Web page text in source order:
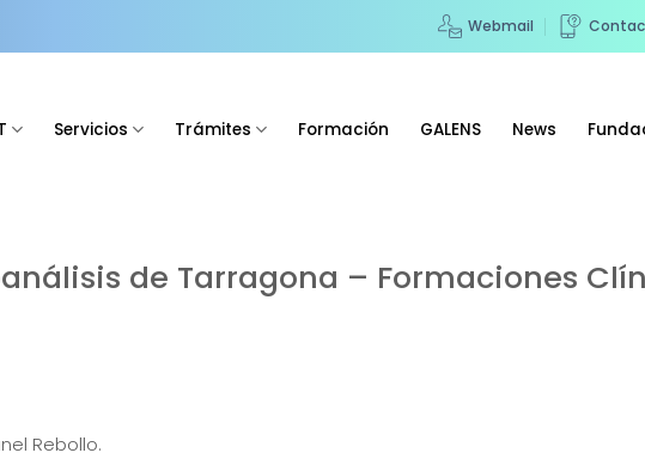
Webmail
Servicios Trámites Formación GALENS News
de Tarragona – Formaciones
Rebollo.